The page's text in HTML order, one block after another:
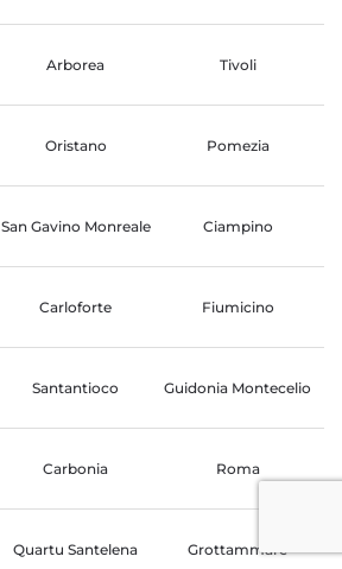
Arborea Tivoli
Oristano Pomezia
San Gavino Monreale Ciampino
Carloforte Fiumicino
Santantioco Guidonia Montecelio
Carbonia Roma
Quartu Santelena Grottammare